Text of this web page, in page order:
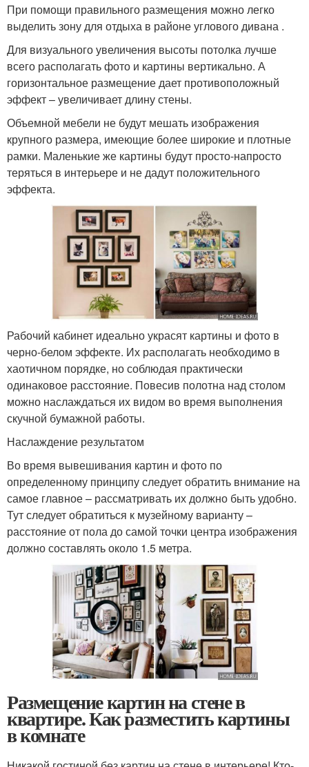
При помощи правильного размещения можно легко
выделить зону для отдыха в районе углового дивана .
Для визуального увеличения высоты потолка лучше
всего располагать фото и картины вертикально. А
горизонтальное размещение дает противоположный
эффект – увеличивает длину стены.
Объемной мебели не будут мешать изображения
крупного размера, имеющие более широкие и плотные
рамки. Маленькие же картины будут просто-напросто
теряться в интерьере и не дадут положительного
эффекта.
Рабочий кабинет идеально украсят картины и фото в
черно-белом эффекте. Их располагать необходимо в
хаотичном порядке, но соблюдая практически
одинаковое расстояние. Повесив полотна над столом
можно наслаждаться их видом во время выполнения
скучной бумажной работы.
Наслаждение результатом
Во время вывешивания картин и фото по
определенному принципу следует обратить внимание на
самое главное – рассматривать их должно быть удобно.
Тут следует обратиться к музейному варианту –
расстояние от пола до самой точки центра изображения
должно составлять около 1.5 метра.
Размещение картин на стене в
квартире. Как разместить картины
в комнате